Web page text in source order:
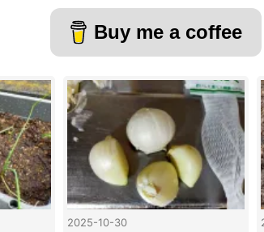
Buy me a coffee
2025-10-30